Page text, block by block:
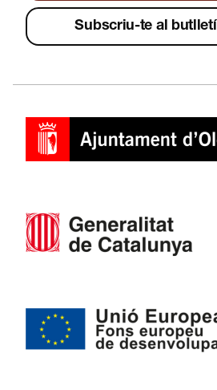
Subscriu-te al butlletí